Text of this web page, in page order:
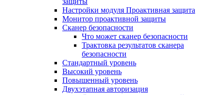
Настройки модуля Проактивная защита
Монитор проактивной защиты
Сканер безопасности
Что может сканер безопасности
Трактовка результатов сканера
безопасности
Стандартный уровень
Высокий уровень
Повышенный уровень
Двухэтапная авторизация